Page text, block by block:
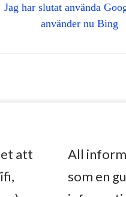
Jag har slutat använda
använder nu Bing
att
All
som en